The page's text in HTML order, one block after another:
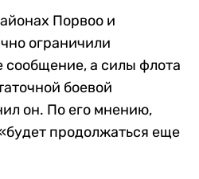
Порвоо и
ограничили
сообщение, а силы флота
боевой
он. По его мнению,
продолжаться еще